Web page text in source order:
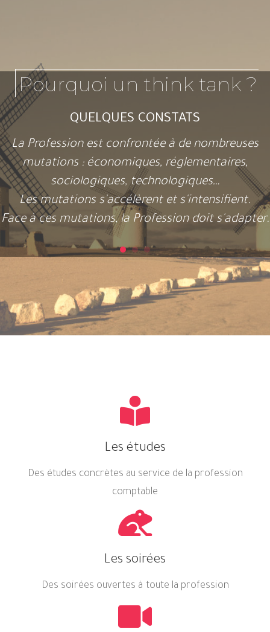
Pourquoi un think tank ?
QUELQUES CONSTATS
La Profession est confrontée à de nombreuses
mutations : économiques, réglementaires,
sociologiques, technologiques…
Les mutations s'accélèrent et s'intensifient.
Face à ces mutations, la Profession doit s'adapter.
Les études
Des études concrètes au service de la profession
comptable
Les soirées
Des soirées ouvertes à toute la profession